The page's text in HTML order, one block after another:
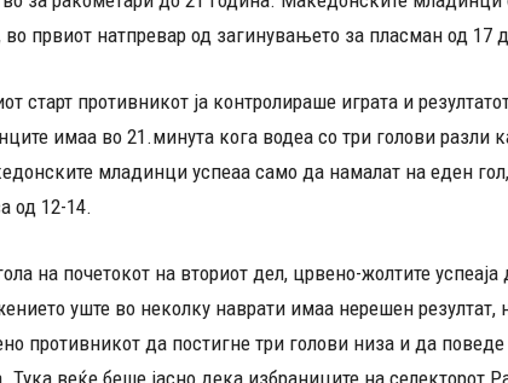
првиот натпревар од загинувањето за пласман од 17
старт противникот ја контролираше играта и
имаа во 21.минута кога водеа со три голови разли
младинци успеаа само да намалат на еден
од 12-14.
на почетокот на вториот дел, црвено-жолтите
уште во неколку наврати имаа нерешен резултат,
противникот да постигне три голови низа и да
Тука веќе беше јасно дека избраниците на селекторот